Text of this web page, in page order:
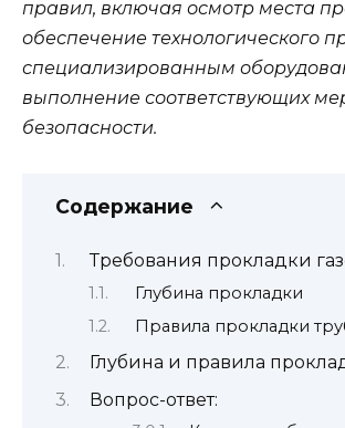
правил, включая осмотр места
обеспечение технологического
специализированным
выполнение соответствующих
безопасности.
Содержание
Требования прокладки
Глубина прокладки
Правила прокладки
Глубина и правила
Вопрос-ответ: